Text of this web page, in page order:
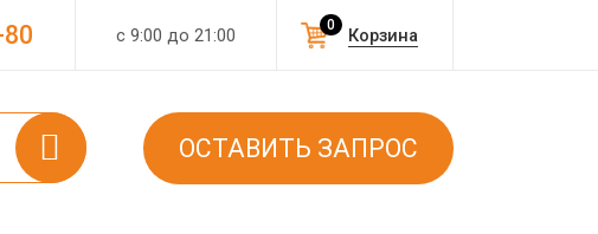
с 9:00 до 21:00 Корзина
0
ОСТАВИТЬ ЗАПРОС